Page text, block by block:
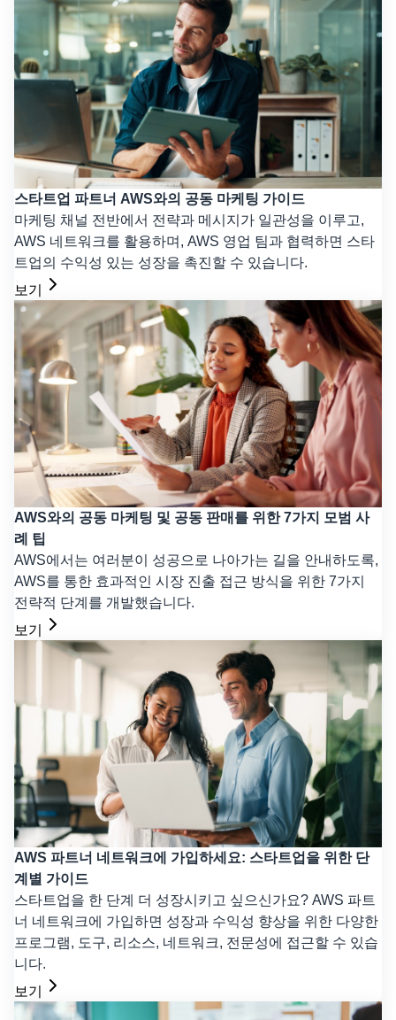
스타트업 파트너 AWS와의 공동 마케팅 가이드
마케팅 채널 전반에서 전략과 메시지가 일관성을 이루고,
AWS 네트워크를 활용하며, AWS 영업 팀과 협력하면 스타
트업의 수익성 있는 성장을 촉진할 수 있습니다.
보기
AWS와의 공동 마케팅 및 공동 판매를 위한 7가지 모범 사
례 팁
AWS에서는 여러분이 성공으로 나아가는 길을 안내하도록,
AWS를 통한 효과적인 시장 진출 접근 방식을 위한 7가지
전략적 단계를 개발했습니다.
보기
AWS 파트너 네트워크에 가입하세요: 스타트업을 위한 단
계별 가이드
스타트업을 한 단계 더 성장시키고 싶으신가요? AWS 파트
너 네트워크에 가입하면 성장과 수익성 향상을 위한 다양한
프로그램, 도구, 리소스, 네트워크, 전문성에 접근할 수 있습
니다.
보기